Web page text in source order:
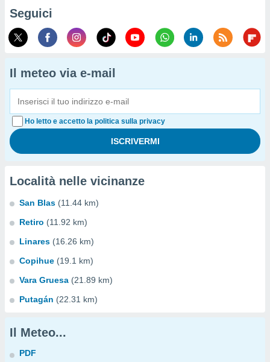
Seguici
Il meteo via e-mail
Ho letto e accetto la politica sulla privacy
Località nelle vicinanze
San Blas (11.44 km)
Retiro (11.92 km)
Linares (16.26 km)
Copihue (19.1 km)
Vara Gruesa (21.89 km)
Putagán (22.31 km)
Il Meteo...
PDF